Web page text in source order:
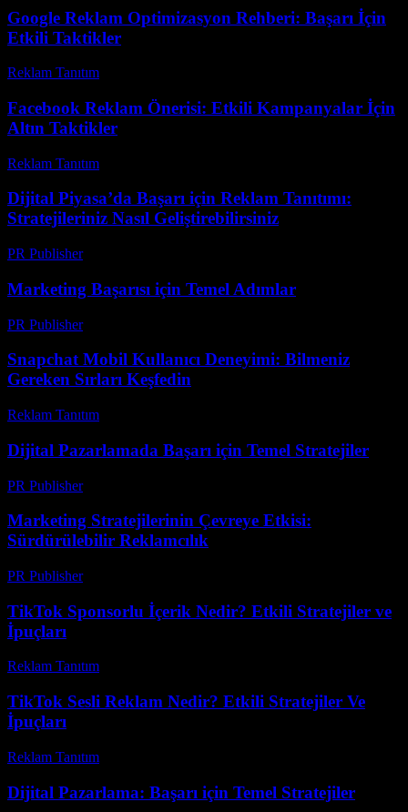
Google Reklam Optimizasyon Rehberi: Başarı İçin
Etkili Taktikler
Reklam Tanıtım
Facebook Reklam Önerisi: Etkili Kampanyalar İçin
Altın Taktikler
Reklam Tanıtım
Dijital Piyasa’da Başarı için Reklam Tanıtımı:
Stratejileriniz Nasıl Geliştirebilirsiniz
PR Publisher-
Marketing Başarısı için Temel Adımlar
PR Publisher-
Snapchat Mobil Kullanıcı Deneyimi: Bilmeniz
Gereken Sırları Keşfedin
Reklam Tanıtım
Dijital Pazarlamada Başarı için Temel Stratejiler
PR Publisher-
Marketing Stratejilerinin Çevreye Etkisi:
Sürdürülebilir Reklamcılık
PR Publisher-
TikTok Sponsorlu İçerik Nedir? Etkili Stratejiler ve
İpuçları
Reklam Tanıtım
TikTok Sesli Reklam Nedir? Etkili Stratejiler Ve
İpuçları
Reklam Tanıtım
Dijital Pazarlama: Başarı için Temel Stratejiler